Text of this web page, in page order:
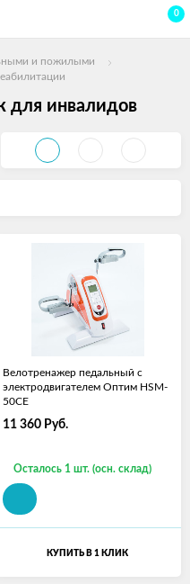
0
и пожилыми
для инвалидов
Велотренажер педальный с
электродвигателем Оптим HSM-
50CE
11 360 Руб.
Осталось 1 шт. (осн. склад)
КУПИТЬ В 1 КЛИК